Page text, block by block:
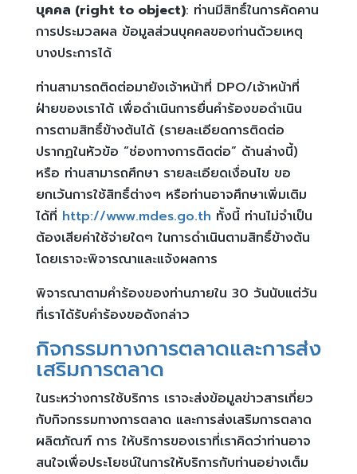
บุคคล (right to object): ท่านมีสิทธิ์ในการคัดคาน
การประมวลผล ข้อมูลส่วนบุคคลของท่านด้วยเหตุ
บางประการได้
ท่านสามารถติดต่อมายังเจ้าหน้าที่ DPO/เจ้าหน้าที่
ฝ่ายของเราได้ เพื่อดำเนินการยื่นคำร้องขอดำเนิน
การตามสิทธิ์ข้างต้นได้ (รายละเอียดการติดต่อ
ปรากฏในหัวข้อ “ช่องทางการติดต่อ” ด้านล่างนี้)
หรือ ท่านสามารถศึกษา รายละเอียดเงื่อนไข ขอ
ยกเว้นการใช้สิทธิ์ต่างๆ หรือท่านอาจศึกษาเพิ่มเติม
ได้ที่ http://www.mdes.go.th ทั้งนี้ ท่านไม่จำเป็น
ต้องเสียค่าใช้จ่ายใดๆ ในการดำเนินตามสิทธิ์ข้างต้น
โดยเราจะพิจารณาและแจ้งผลการ
พิจารณาตามคำร้องของท่านภายใน 30 วันนับแต่วัน
ที่เราได้รับคำร้องขอดังกล่าว
กิจกรรมทางการตลาดและการส่ง
เสริมการตลาด
ในระหว่างการใช้บริการ เราจะส่งข้อมูลข่าวสารเกี่ยว
กับกิจกรรมทางการตลาด และการส่งเสริมการตลาด
ผลิตภัณฑ์ การ ให้บริการของเราที่เราคิดว่าท่านอาจ
สนใจเพื่อประโยชน์ในการให้บริการกับท่านอย่างเต็ม